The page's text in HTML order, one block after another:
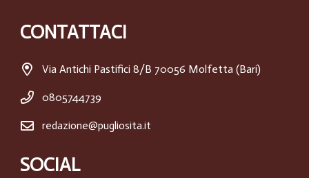
CONTATTACI
Via Antichi Pastifici 8/B 70056 Molfetta (Bari)
0805744739
redazione@pugliosita.it
SOCIAL